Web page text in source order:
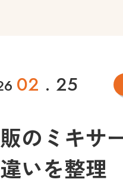
02 . 25
のミキサ
いを整理